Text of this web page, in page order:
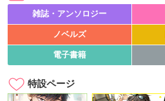
雑誌・アンソロジー
ノベルズ
電子書籍
特設ページ